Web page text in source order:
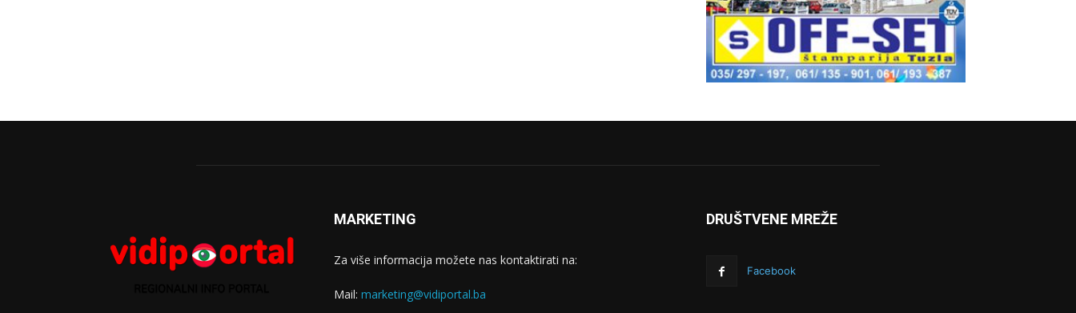
MARKETING
Za više informacija možete nas kontaktirati na:
Mail: marketing@vidiportal.ba
DRUŠTVENE MREŽE
Facebook